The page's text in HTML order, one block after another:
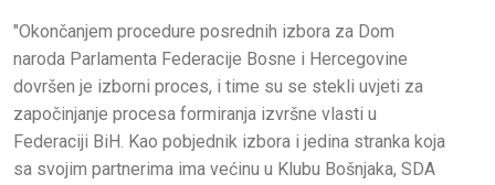
"Okončanjem procedure posrednih izbora za Dom
naroda Parlamenta Federacije Bosne i Hercegovine
dovršen je izborni proces, i time su se stekli uvjeti za
započinjanje procesa formiranja izvršne vlasti u
Federaciji BiH. Kao pobjednik izbora i jedina stranka koja
sa svojim partnerima ima većinu u Klubu Bošnjaka, SDA